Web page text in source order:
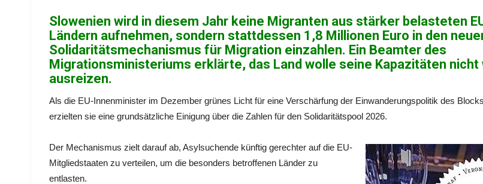
Slowenien wird in diesem Jahr keine Migranten aus stärker belasteten
Ländern aufnehmen, sondern stattdessen 1,8 Millionen Euro in den
Solidaritätsmechanismus für Migration einzahlen. Ein Beamter des
Migrationsministeriums erklärte, das Land wolle seine Kapazitäten nicht
ausreizen.
Als die EU-Innenminister im Dezember grünes Licht für eine Verschärfung der Einwanderungspolitik des
erzielten sie eine grundsätzliche Einigung über die Zahlen für den Solidaritätspool 2026.
Der Mechanismus zielt darauf ab, Asylsuchende künftig gerechter auf die EU-
Mitgliedstaaten zu verteilen, um die besonders betroffenen Länder zu
entlasten.